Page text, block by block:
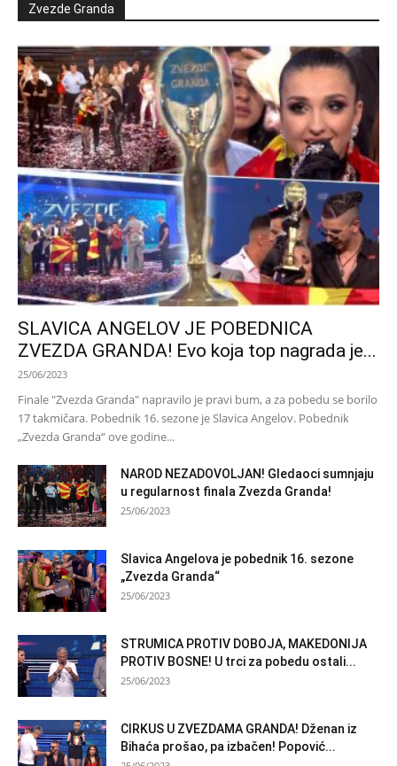
Zvezde Granda
SLAVICA ANGELOV JE POBEDNICA
ZVEZDA GRANDA! Evo koja top nagrada je...
25/06/2023
Finale "Zvezda Granda" napravilo je pravi bum, a za pobedu se borilo
17 takmičara. Pobednik 16. sezone je Slavica Angelov. Pobednik
„Zvezda Granda“ ove godine...
NAROD NEZADOVOLJAN! Gledaoci sumnjaju
u regularnost finala Zvezda Granda!
25/06/2023
Slavica Angelova je pobednik 16. sezone
„Zvezda Granda“
25/06/2023
STRUMICA PROTIV DOBOJA, MAKEDONIJA
PROTIV BOSNE! U trci za pobedu ostali...
25/06/2023
CIRKUS U ZVEZDAMA GRANDA! Dženan iz
Bihaća prošao, pa izbačen! Popović...